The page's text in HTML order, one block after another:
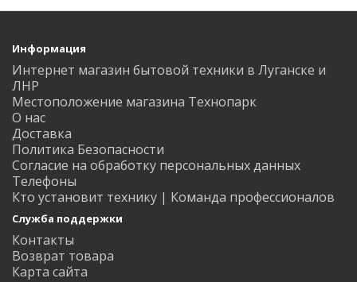
Информация
Интернет магазин бытовой техники в Луганске и
ЛНР
Местоположение магазина Технопарк
О нас
Доставка
Политика Безопасности
Согласие на обработку персональных данных
Телефоны
Кто установит технику | Команда профессионалов
Служба поддержки
Контакты
Возврат товара
Карта сайта